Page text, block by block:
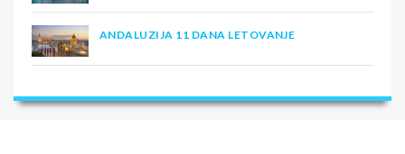
ANDALUZIJA 11 DANA LETOVANJE